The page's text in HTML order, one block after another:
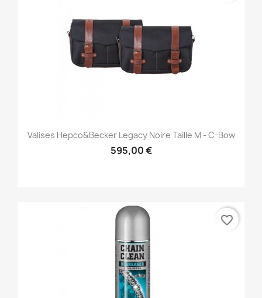
Valises Hepco&Becker Legacy Noire Taille M - C-Bow
595,00 €
favorite_border